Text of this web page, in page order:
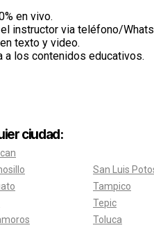
en vivo.
instructor via teléfono/
texto y video.
a los contenidos educativos.
ciudad:
San Luis
Tampico
Tepic
Toluca